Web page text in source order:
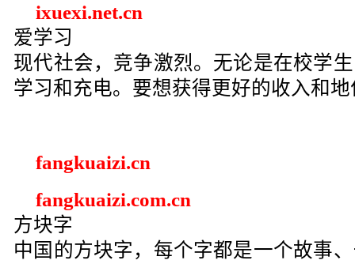
ixuexi.net.cn
爱学习
现代社会，竞争激烈。无论是在校学
学习和充电。要想获得更好的收入和
fangkuaizi.cn
fangkuaizi.com.cn
方块字
中国的方块字，每个字都是一个故事